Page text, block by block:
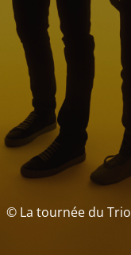
© La tournée du Trio